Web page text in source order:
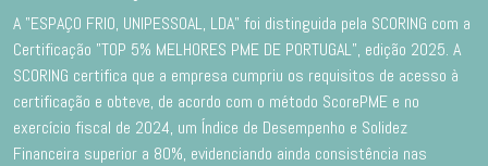
A "ESPAÇO FRIO, UNIPESSOAL, LDA" foi distinguida pela SCORING com a
Certificação "TOP 5% MELHORES PME DE PORTUGAL”, edição 2025. A
SCORING certifica que a empresa cumpriu os requisitos de acesso à
certificação e obteve, de acordo com o método ScorePME e no
exercício fiscal de 2024, um Índice de Desempenho e Solidez
Financeira superior a 80%, evidenciando ainda consistência nas